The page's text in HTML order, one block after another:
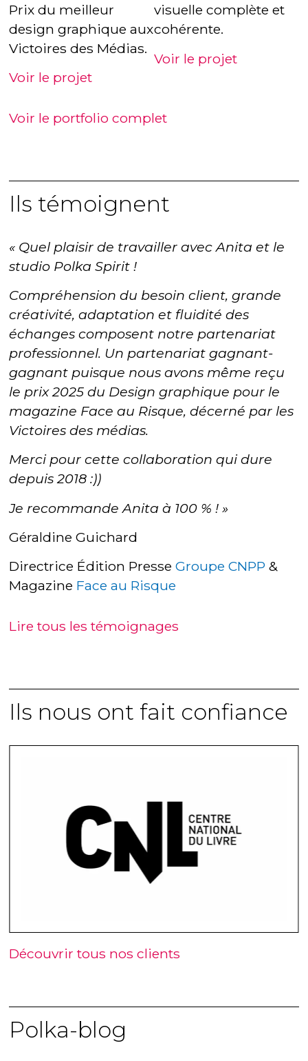
Prix du meilleur
design graphique aux
Victoires des Médias.
Voir le projet
visuelle complète et
cohérente.
Voir le projet
Voir le portfolio complet
Ils témoignent
Géraldine Guichard
Directrice Édition PresseGroupe CNPP &
Magazine Face au Risque
« Quel plaisir de travailler avec Anita et le
studio Polka Spirit !
Compréhension du besoin client, grande
créativité, adaptation et fluidité des
échanges composent notre partenariat
professionnel. Un partenariat gagnant-
gagnant puisque nous avons même reçu
le prix 2025 du Design graphique pour le
magazine Face au Risque, décerné par les
Victoires des médias.
Merci pour cette collaboration qui dure
depuis 2018 :))
Je recommande Anita à 100 % ! »
Lire tous les témoignages
Ils nous ont fait confiance
Découvrir tous nos clients
Polka-blog